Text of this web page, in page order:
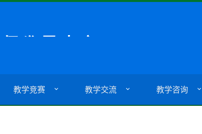
教学竞赛 教学交流 教学咨询